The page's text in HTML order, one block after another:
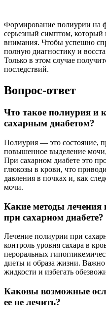
Формирование полиурии на
серьезный симптом, который
внимания. Чтобы успешно
полную диагностику и
Только в этом случае
последствий.
Вопрос-ответ
Что такое полиурия и
сахарным диабетом?
Полиурия — это состояние,
повышенное выделение
При сахарном диабете это
глюкозы в крови, что
давления в почках и, как
мочи.
Какие методы лечения
при сахарном диабете?
Лечение полиурии при
контроль уровня сахара в
пероральных
диеты и образа жизни. Важно
жидкости и избегать
Каковы возможные
ее не лечить?